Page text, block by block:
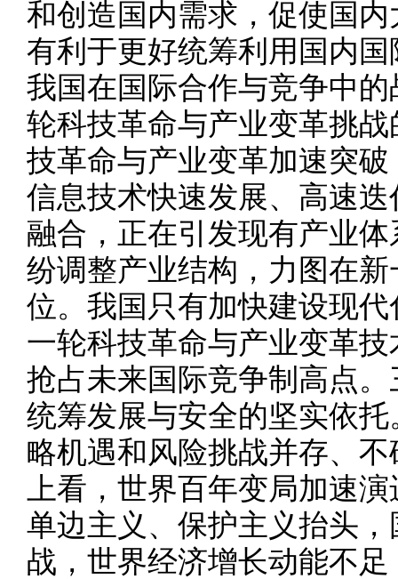
和创造国内需求，促使国
有利于更好统筹利用国内
我国在国际合作与竞争中
轮科技革命与产业变革挑
技革命与产业变革加速突
信息技术快速发展、高速
融合，正在引发现有产业
纷调整产业结构，力图在
位。我国只有加快建设现
一轮科技革命与产业变革
抢占未来国际竞争制高点
统筹发展与安全的坚实依
略机遇和风险挑战并存、
上看，世界百年变局加速
单边主义、保护主义抬头
战，世界经济增长动能不